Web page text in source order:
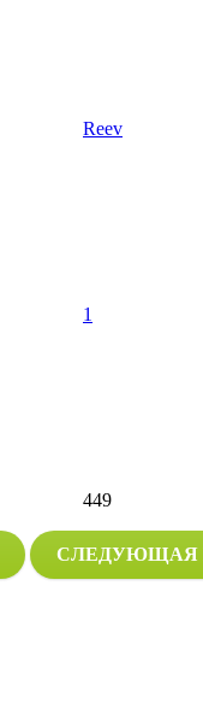
Reev
1
449
СЛЕДУЮЩАЯ